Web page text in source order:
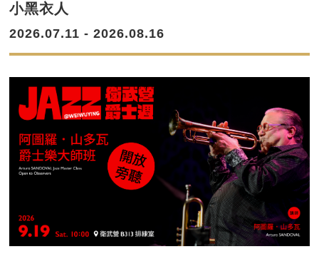
小黑衣人
2026.07.11 - 2026.08.16